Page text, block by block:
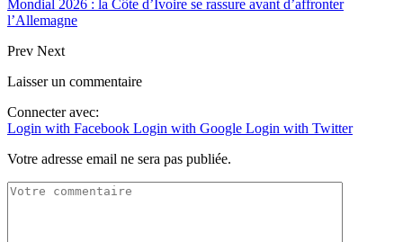
Mondial 2026 : la Côte d’Ivoire se rassure avant d’affronter
l’Allemagne
Prev Next
Laisser un commentaire
Connecter avec:
Login with Facebook Login with Google Login with Twitter
Votre adresse email ne sera pas publiée.